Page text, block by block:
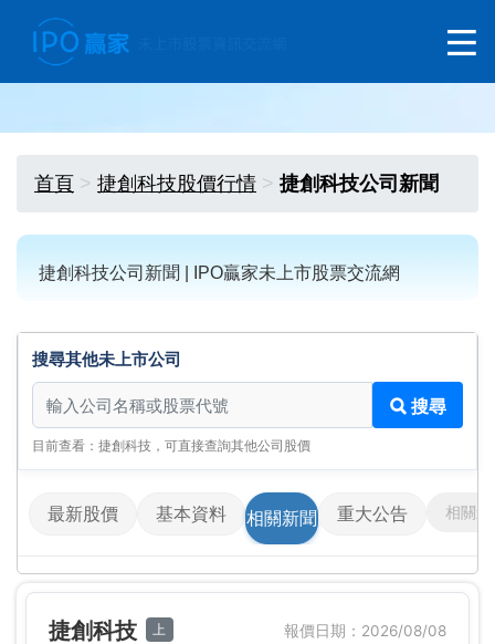
首頁 捷創科技股價行情 捷創科技公司新聞
捷創科技公司新聞 | IPO贏家未上市股票交流網
搜尋其他未上市公司
搜尋其他未上市公司
搜尋
目前查看：捷創科技，可直接查詢其他公司股價
最新股價 基本資料 相關新聞 重大公告 相關影
捷創科技 上 報價日期：2026/08/08